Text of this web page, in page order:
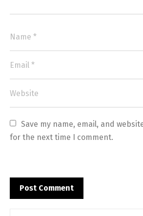
Save my name, email, and
for the next time I comment.